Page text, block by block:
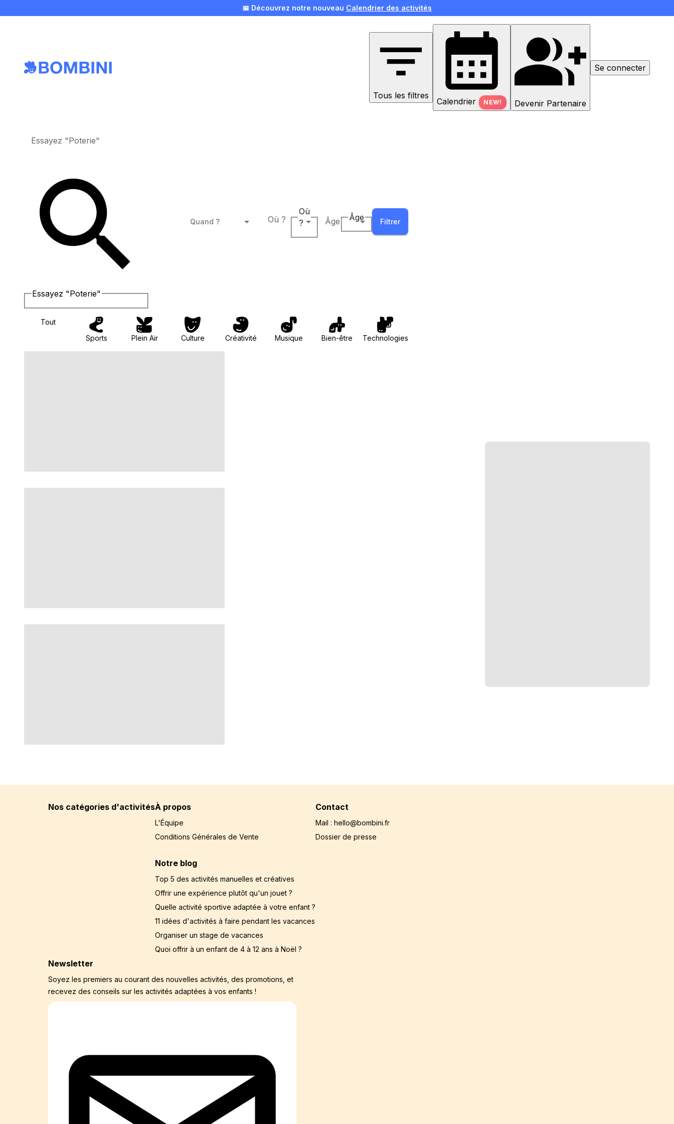
📅 Découvrez notre nouveau Calendrier des activités
Tous les filtres
Calendrier NEW! Devenir Partenaire
Se connecter
Essayez "Poterie"
Essayez "Poterie"
Quand ? Où ?
Où
?
Âge Âge Filtrer
Tout
Sports
Plein Air Culture Créativité Musique Bien-être Technologies
Nos catégories d'activitésÀ propos
L'Équipe
Conditions Générales de Vente
Notre blog
Top 5 des activités manuelles et créatives
Offrir une expérience plutôt qu'un jouet ?
Quelle activité sportive adaptée à votre enfant ?
11 idées d'activités à faire pendant les vacances
Organiser un stage de vacances
Quoi offrir à un enfant de 4 à 12 ans à Noël ?
Contact
Mail : hello@bombini.fr
Dossier de presse
Newsletter
Soyez les premiers au courant des nouvelles activités, des promotions, et
recevez des conseils sur les activités adaptées à vos enfants !